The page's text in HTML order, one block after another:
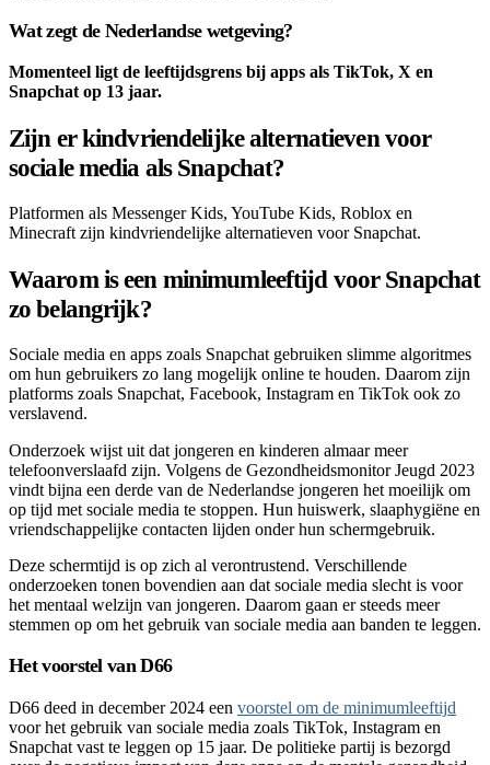
Wat zegt de Nederlandse wetgeving?
Momenteel ligt de leeftijdsgrens bij apps als TikTok, X en
Snapchat op 13 jaar.
Zijn er kindvriendelijke alternatieven voor
sociale media als Snapchat?
Platformen als Messenger Kids, YouTube Kids, Roblox en
Minecraft zijn kindvriendelijke alternatieven voor Snapchat.
Waarom is een minimumleeftijd voor Snapchat
zo belangrijk?
Sociale media en apps zoals Snapchat gebruiken slimme algoritmes
om hun gebruikers zo lang mogelijk online te houden. Daarom zijn
platforms zoals Snapchat, Facebook, Instagram en TikTok ook zo
verslavend.
Onderzoek wijst uit dat jongeren en kinderen almaar meer
telefoonverslaafd zijn. Volgens de Gezondheidsmonitor Jeugd 2023
vindt bijna een derde van de Nederlandse jongeren het moeilijk om
op tijd met sociale media te stoppen. Hun huiswerk, slaaphygiëne en
vriendschappelijke contacten lijden onder hun schermgebruik.
Deze schermtijd is op zich al verontrustend. Verschillende
onderzoeken tonen bovendien aan dat sociale media slecht is voor
het mentaal welzijn van jongeren. Daarom gaan er steeds meer
stemmen op om het gebruik van sociale media aan banden te leggen.
Het voorstel van D66
D66 deed in december 2024 een voorstel om de minimumleeftijd
voor het gebruik van sociale media zoals TikTok, Instagram en
Snapchat vast te leggen op 15 jaar. De politieke partij is bezorgd